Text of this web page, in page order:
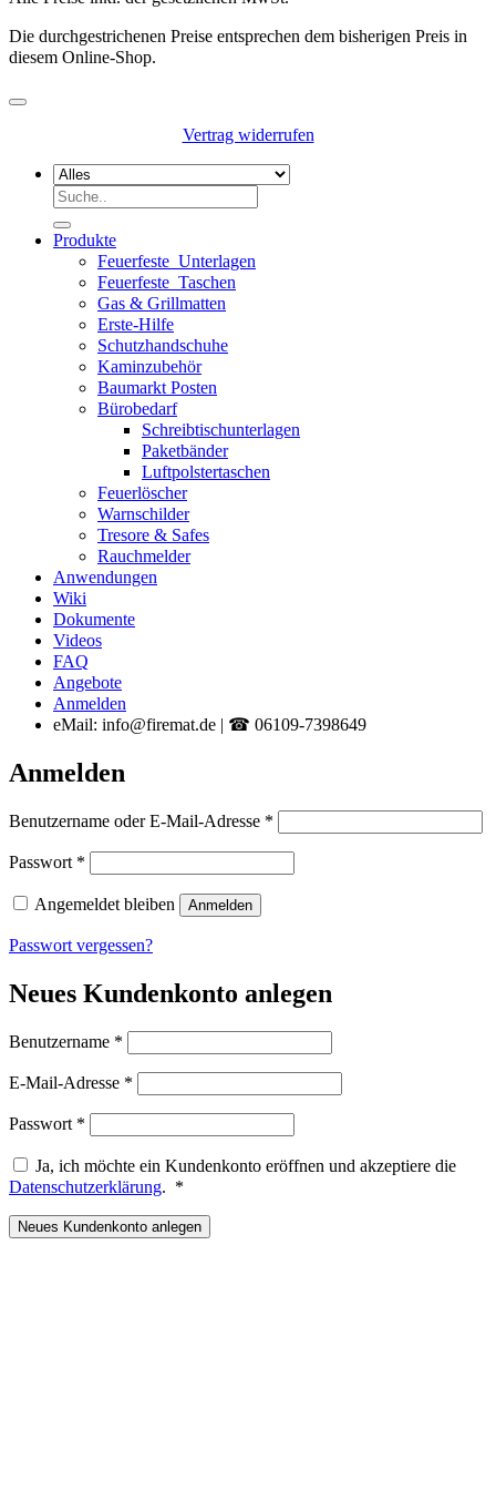
Die durchgestrichenen Preise entsprechen dem bisherigen Preis in
diesem Online-Shop.
Vertrag widerrufen
Suchen
Produkte
Feuerfeste_Unterlagen
Feuerfeste_Taschen
Gas & Grillmatten
Erste-Hilfe
Schutzhandschuhe
Kaminzubehör
Baumarkt Posten
Bürobedarf
Schreibtischunterlagen
Paketbänder
Luftpolstertaschen
Feuerlöscher
Warnschilder
Tresore & Safes
Rauchmelder
Anwendungen
Wiki
Dokumente
Videos
FAQ
Angebote
Anmelden
eMail: info@firemat.de | ☎ 06109-7398649
Anmelden
Benutzername oder E-Mail-Adresse *
Passwort *
Angemeldet bleiben Anmelden
Passwort vergessen?
Neues Kundenkonto anlegen
Benutzername *
E-Mail-Adresse *
Passwort *
Ja, ich möchte ein Kundenkonto eröffnen und akzeptiere die
Datenschutzerklärung. *
Neues Kundenkonto anlegen